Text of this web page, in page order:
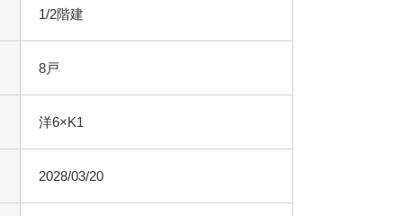
1/2階建
8戸
洋6×K1
2028/03/20